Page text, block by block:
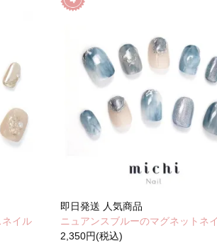
イル
即日発送 人気商品
ニュアンスブルーのマグネットネ
2,350円(税込)